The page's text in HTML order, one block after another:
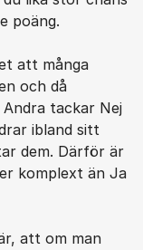
poäng.
att många
och då
tackar Nej
ibland sitt
dem. Därför är
komplext än Ja
att om man